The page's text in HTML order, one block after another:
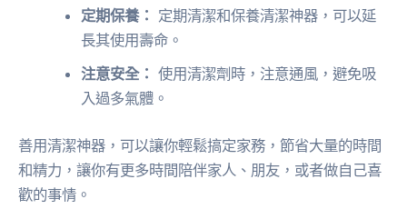
定期保養： 定期清潔和保養清潔神器，可以延
長其使用壽命。
注意安全： 使用清潔劑時，注意通風，避免吸
入過多氣體。
善用清潔神器，可以讓你輕鬆搞定家務，節省大量的時間
和精力，讓你有更多時間陪伴家人、朋友，或者做自己喜
歡的事情。